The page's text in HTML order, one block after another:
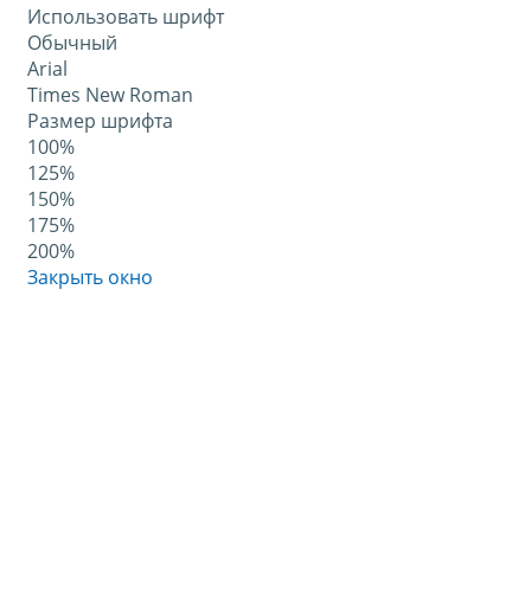
Использовать шрифт
Обычный
Arial
Times New Roman
Размер шрифта
100%
125%
150%
175%
200%
Закрыть окно